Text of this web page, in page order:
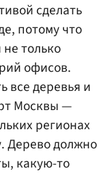
сделать
потому что
не только
офисов.
все деревья и
Москвы —
регионах
Дерево должно
какую-то